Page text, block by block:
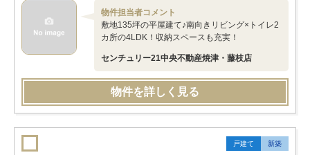
物件担当者コメント
敷地135坪の平屋建て♪南向きリビング×トイレ2
カ所の4LDK！収納スペースも充実！
センチュリー21中央不動産焼津・藤枝店
物件を詳しく見る
戸建て 新築